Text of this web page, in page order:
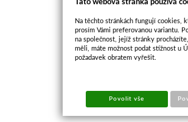
Tato webová stránka používá
Na těchto stránkách fungují cookies,
prosím Vámi preferovanou variantu.
na společnost, jejíž stránky
měli, máte možnost podat stížnost u
požadavek obratem vyřešit.
Povolit vše